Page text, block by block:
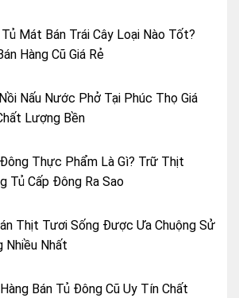
Tủ Mát Bán Trái Cây Loại Nào Tốt?
Hàng Cũ Giá Rẻ
Nấu Nước Phở Tại Phúc Thọ Giá
Lượng Bền
Thực Phẩm Là Gì? Trữ Thịt
Tủ Cấp Đông Ra Sao
Thịt Tươi Sống Được Ưa Chuộng Sử
Nhiều Nhất
Bán Tủ Đông Cũ Uy Tín Chất